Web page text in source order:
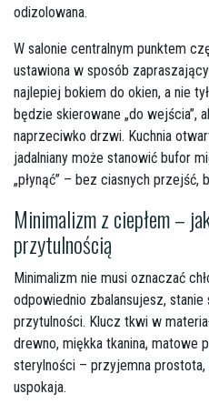
odizolowana.
W salonie centralnym punktem
ustawiona w sposób
najlepiej bokiem do okien, a nie
będzie skierowane „do wejścia”,
naprzeciwko drzwi. Kuchnia
jadalniany może stanowić bufor
„płynąć” – bez ciasnych
Minimalizm z ciepłem –
przytulnością
Minimalizm nie musi oznaczać
odpowiednio zbalansujesz, stanie
przytulności. Klucz tkwi w
drewno, miękka tkanina, matowe
sterylności – przyjemna
uspokaja.